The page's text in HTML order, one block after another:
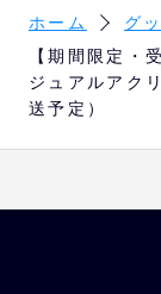
サイズ
約W7×H3cm
選手
里、紅林、
ホーム
グ
【期間限定
ジュアルアク
送予定）